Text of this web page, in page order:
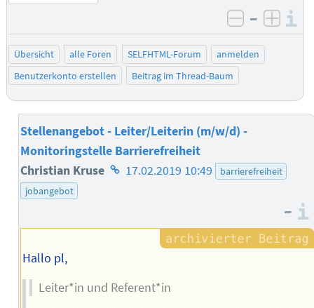
negativ
–
Übersicht alle Foren SELFHTML-Forum
anmelden
Benutzerkonto erstellen
Beitrag im Thread-Baum
Stellenangebot - Leiter/Leiterin (m/w/d) -
Monitoringstelle Barrierefreiheit
Christian Kruse Homepage
17.02.2019 10:49
barrierefreiheit
jobangebot
–
Hallo pl,
Leiter*in und Referent*in